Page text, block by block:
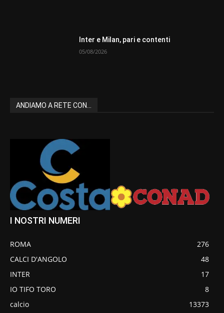
Inter e Milan, pari e contenti
05/08/2026
ANDIAMO A RETE CON...
I NOSTRI NUMERI
ROMA
276
CALCI D'ANGOLO
48
INTER
17
IO TIFO TORO
8
calcio
13373